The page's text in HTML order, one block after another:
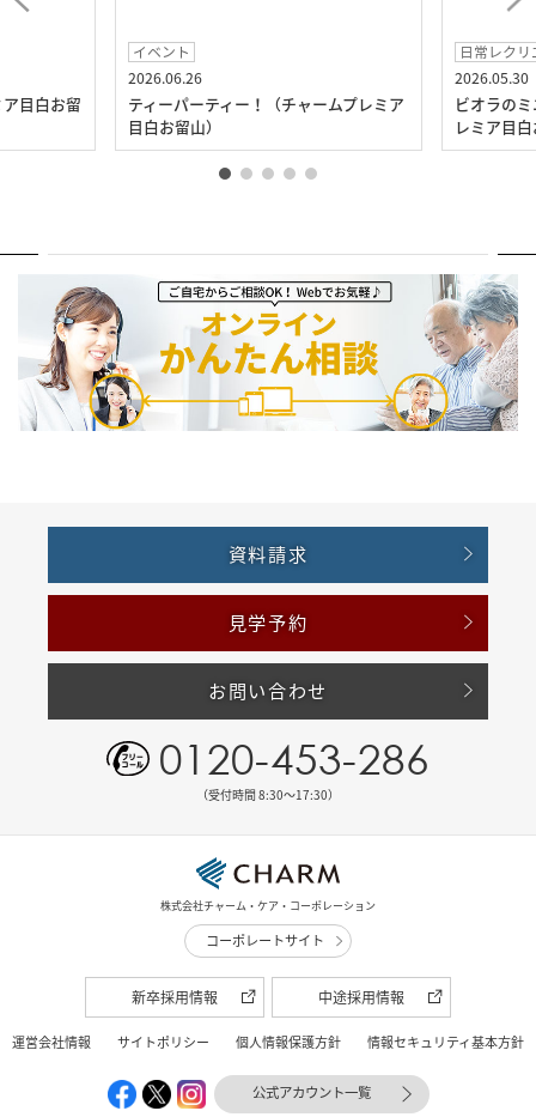
目白お留
イベント
2026.06.26
ティーパーティー！（チャームプレミア
目白お留山）
日常レク
2026.05.30
ビオラの
レミア目
資料請求
見学予約
お問い合わせ
0120-453-286
（受付時間 8:30〜17:30）
株式会社チャーム・ケア・コーポレーション
コーポレートサイト
新卒採用情報 中途採用情報
運営会社情報 サイトポリシー 個人情報保護方針 情報セキュリティ基本方針
公式アカウント一覧